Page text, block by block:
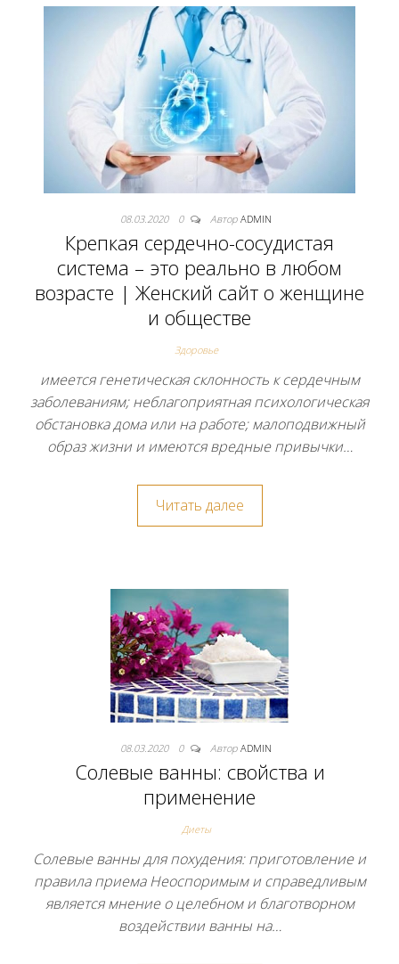
08.03.2020 0 Автор ADMIN
Крепкая сердечно-сосудистая
система – это реально в любом
возрасте | Женский сайт о женщине
и обществе
Здоровье
имеется генетическая склонность к сердечным
заболеваниям; неблагоприятная психологическая
обстановка дома или на работе; малоподвижный
образ жизни и имеются вредные привычки…
Читать далее
08.03.2020 0 Автор ADMIN
Солевые ванны: свойства и
применение
Диеты
Солевые ванны для похудения: приготовление и
правила приема Неоспоримым и справедливым
является мнение о целебном и благотворном
воздействии ванны на…